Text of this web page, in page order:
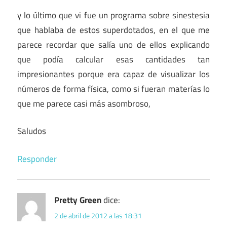
y lo último que vi fue un programa sobre sinestesia
que hablaba de estos superdotados, en el que me
parece recordar que salía uno de ellos explicando
que podía calcular esas cantidades tan
impresionantes porque era capaz de visualizar los
números de forma física, como si fueran materías lo
que me parece casi más asombroso,
Saludos
Responder
Pretty Greendice:
2 de abril de 2012 a las 18:31